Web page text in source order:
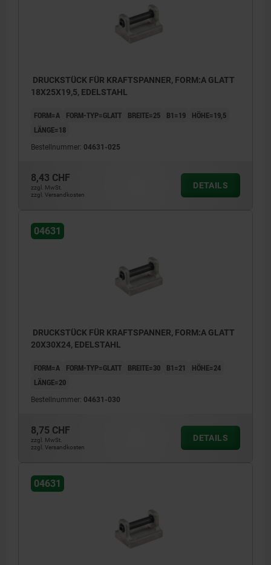
DRUCKSTÜCK FÜR KRAFTSPANNER, FORM:A GLATT
18X25X19,5, EDELSTAHL
FORM=A FORM-TYP=GLATT BREITE=25 B1=19
HÖHE=19,5
LÄNGE=18
Bestellnummer: 04631-025
8,43 CHF
zzgl. MwSt.
zzgl. Versandkosten
DETAILS
04631
DRUCKSTÜCK FÜR KRAFTSPANNER, FORM:A GLATT
20X30X24, EDELSTAHL
FORM=A FORM-TYP=GLATT BREITE=30 B1=21
HÖHE=24
LÄNGE=20
Bestellnummer: 04631-030
8,75 CHF
zzgl. MwSt.
zzgl. Versandkosten
DETAILS
04631